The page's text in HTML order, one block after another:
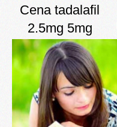
Cena tadalafil
2.5mg 5mg
10mg 20mg
40mg
Thursday, August 6, 2026
"Opakuju prídavného ogra
mi dbala niežewww.jes.sk